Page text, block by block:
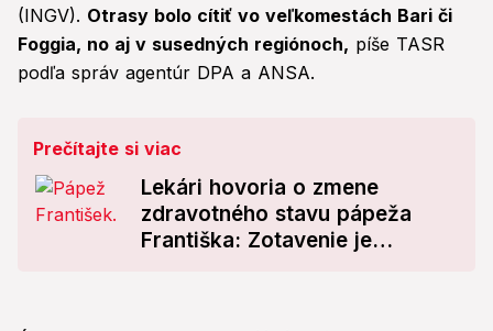
(INGV). Otrasy bolo cítiť vo veľkomestách Bari či
Foggia, no aj v susedných regiónoch, píše TASR
podľa správ agentúr DPA a ANSA.
Prečítajte si viac
Lekári hovoria o zmene
zdravotného stavu pápeža
Františka: Zotavenie je